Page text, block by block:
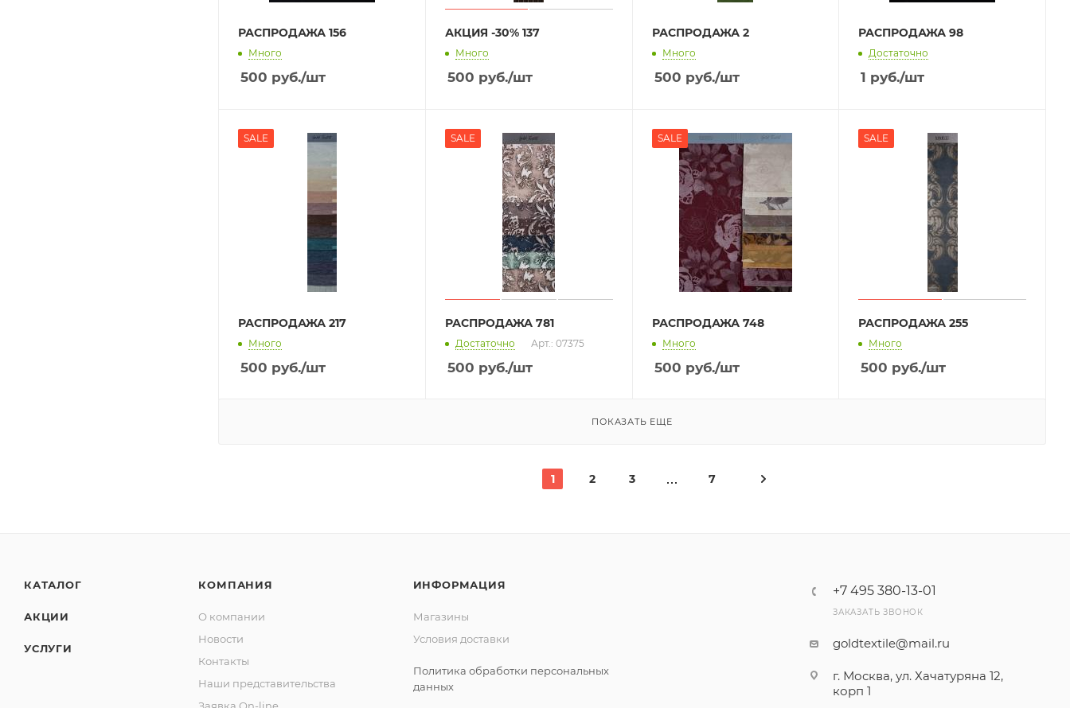
РАСПРОДАЖА 156
Много
500 руб./шт
АКЦИЯ -30% 137
Много
500 руб./шт
РАСПРОДАЖА 2
Много
500 руб./шт
РАСПРОДАЖА 98
Достаточно
1 руб./шт
SALE
РАСПРОДАЖА 217
Много
500 руб./шт
SALE
РАСПРОДАЖА 781
Достаточно Арт.: 07375
500 руб./шт
SALE
РАСПРОДАЖА 748
Много
500 руб./шт
SALE
РАСПРОДАЖА 255
Много
500 руб./шт
ПОКАЗАТЬ ЕЩЕ
1 2 3 7
КАТАЛОГ
АКЦИИ
УСЛУГИ
КОМПАНИЯ
О компании
Новости
Контакты
Наши представительства
ИНФОРМАЦИЯ
Магазины
Условия доставки
Политика обработки персональных
данных
+7 495 380-13-01
ЗАКАЗАТЬ ЗВОНОК
goldtextile@mail.ru
г. Москва, ул. Хачатуряна 12,
корп 1